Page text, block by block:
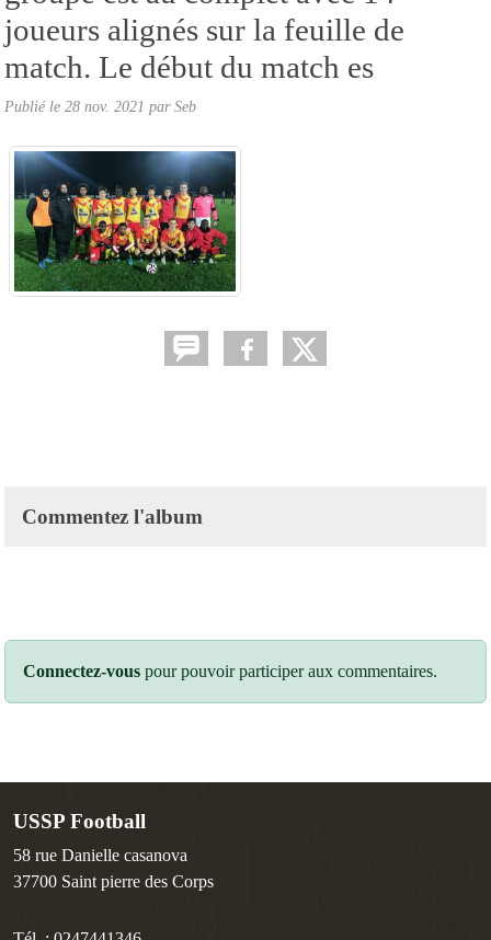
joueurs alignés sur la feuille de
match. Le début du match es
Publié le 28 nov. 2021 parSeb
Commentez l'album
Connectez-vous pour pouvoir participer aux commentaires.
USSP Football
58 rue Danielle casanova
37700 Saint pierre des Corps